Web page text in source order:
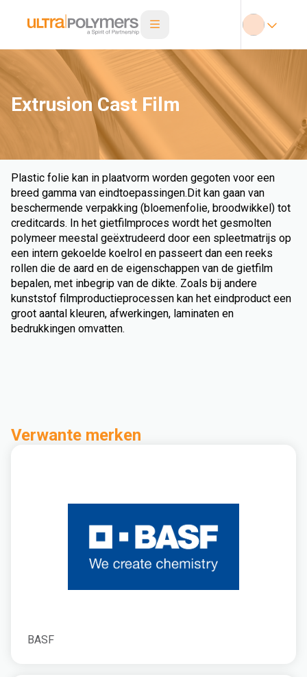
Extrusion Cast Film
Plastic folie kan in plaatvorm worden gegoten voor een
breed gamma van eindtoepassingen.Dit kan gaan van
beschermende verpakking (bloemenfolie, broodwikkel) tot
creditcards. In het gietfilmproces wordt het gesmolten
polymeer meestal geëxtrudeerd door een spleetmatrijs op
een intern gekoelde koelrol en passeert dan een reeks
rollen die de aard en de eigenschappen van de gietfilm
bepalen, met inbegrip van de dikte. Zoals bij andere
kunststof filmproductieprocessen kan het eindproduct een
groot aantal kleuren, afwerkingen, laminaten en
bedrukkingen omvatten.
Verwante merken
BASF